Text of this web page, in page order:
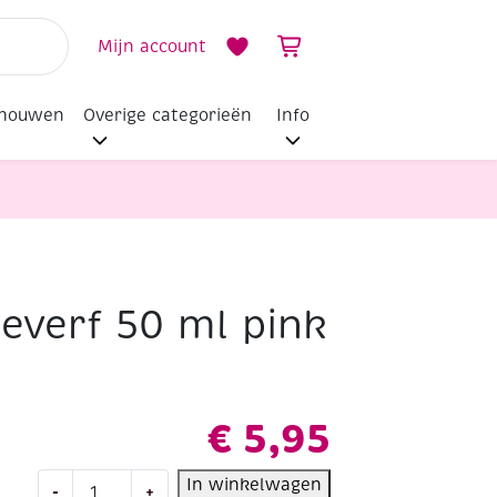
Mijn account
Overige categorieën Info
50 ml pink
€ 5,95
- + In winkelwagen